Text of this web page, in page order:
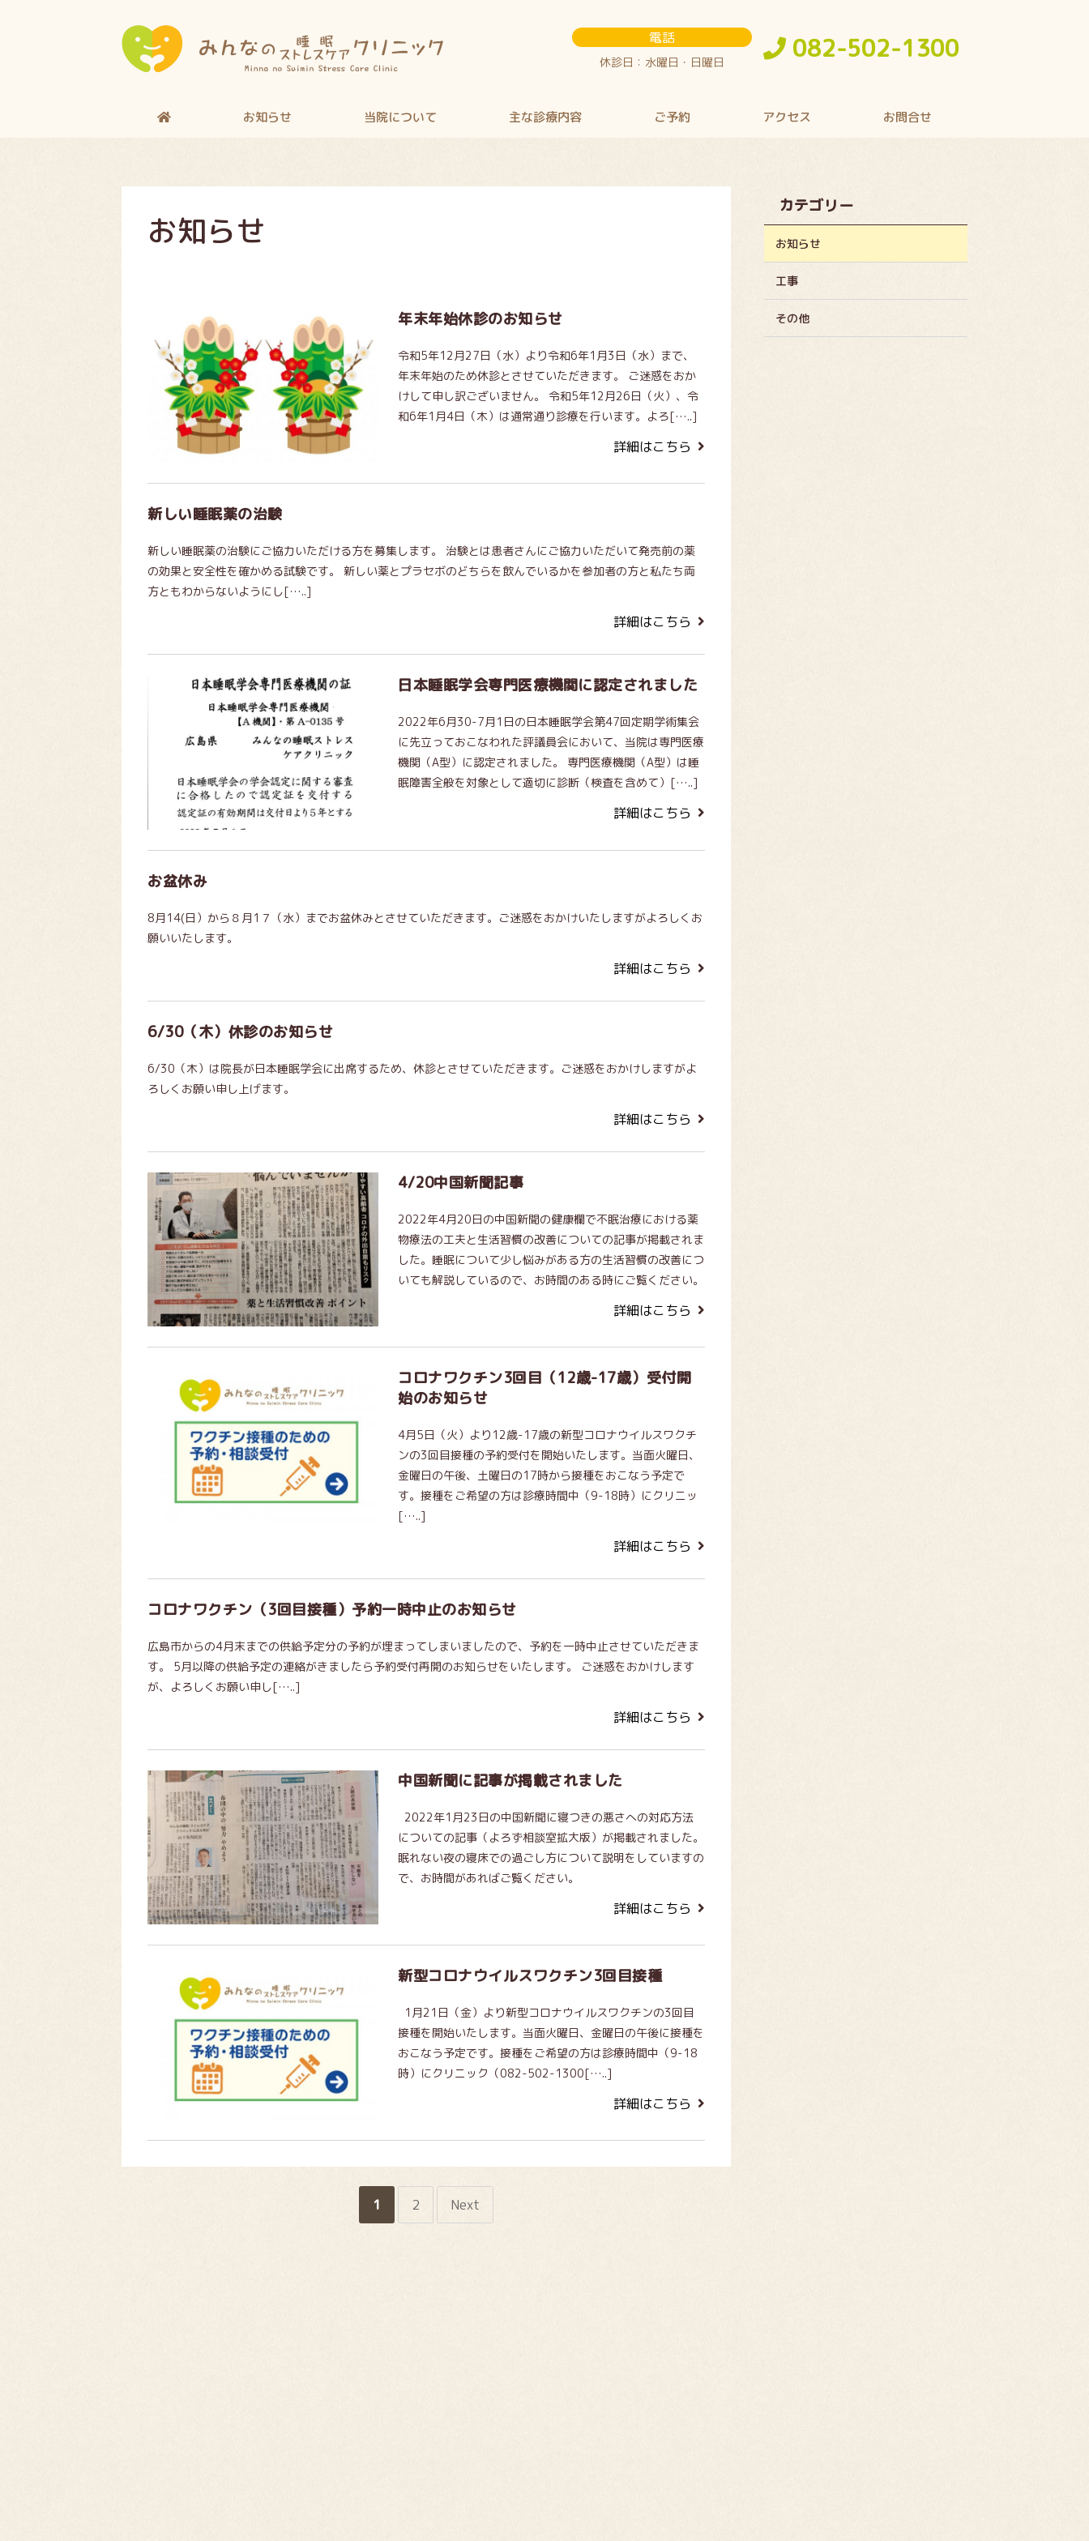
電話
休診日：水曜日・日曜日 082-502-1300
お知らせ 当院について 主な診療内容 ご予約 アクセス お問合せ
お知らせ
年末年始休診のお知らせ
令和5年12月27日（水）より令和6年1月3日（水）まで、
年末年始のため休診とさせていただきます。 ご迷惑をおか
けして申し訳ございません。 令和5年12月26日（火）、令
和6年1月4日（木）は通常通り診療を行います。よろ[…..]
詳細はこちら
新しい睡眠薬の治験
新しい睡眠薬の治験にご協力いただける方を募集します。 治験とは患者さんにご協力いただいて発売前の薬
の効果と安全性を確かめる試験です。 新しい薬とプラセボのどちらを飲んでいるかを参加者の方と私たち両
方ともわからないようにし[…..]
詳細はこちら
日本睡眠学会専門医療機関に認定されました
2022年6月30-7月1日の日本睡眠学会第47回定期学術集会
に先立っておこなわれた評議員会において、当院は専門医療
機関（A型）に認定されました。 専門医療機関（A型）は睡
眠障害全般を対象として適切に診断（検査を含めて）[…..]
詳細はこちら
お盆休み
8月14(日）から８月1７（水）までお盆休みとさせていただきます。ご迷惑をおかけいたしますがよろしくお
願いいたします。
詳細はこちら
6/30（木）休診のお知らせ
6/30（木）は院長が日本睡眠学会に出席するため、休診とさせていただきます。ご迷惑をおかけしますがよ
ろしくお願い申し上げます。
詳細はこちら
4/20中国新聞記事
2022年4月20日の中国新聞の健康欄で不眠治療における薬
物療法の工夫と生活習慣の改善についての記事が掲載されま
した。睡眠について少し悩みがある方の生活習慣の改善につ
いても解説しているので、お時間のある時にご覧ください。
詳細はこちら
コロナワクチン3回目（12歳-17歳）受付開
始のお知らせ
4月5日（火）より12歳-17歳の新型コロナウイルスワクチ
ンの3回目接種の予約受付を開始いたします。当面火曜日、
金曜日の午後、土曜日の17時から接種をおこなう予定で
す。接種をご希望の方は診療時間中（9-18時）にクリニッ
[…..]
詳細はこちら
コロナワクチン（3回目接種）予約一時中止のお知らせ
広島市からの4月末までの供給予定分の予約が埋まってしまいましたので、予約を一時中止させていただきま
す。 5月以降の供給予定の連絡がきましたら予約受付再開のお知らせをいたします。 ご迷惑をおかけします
が、よろしくお願い申し[…..]
詳細はこちら
中国新聞に記事が掲載されました
2022年1月23日の中国新聞に寝つきの悪さへの対応方法
についての記事（よろず相談室拡大版）が掲載されました。
眠れない夜の寝床での過ごし方について説明をしていますの
で、お時間があればご覧ください。
詳細はこちら
新型コロナウイルスワクチン3回目接種
1月21日（金）より新型コロナウイルスワクチンの3回目
接種を開始いたします。当面火曜日、金曜日の午後に接種を
おこなう予定です。接種をご希望の方は診療時間中（9-18
時）にクリニック（082-502-1300[…..]
詳細はこちら
1 2 Next
カテゴリー
お知らせ
工事
その他